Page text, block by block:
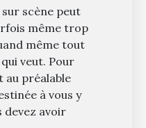
scène peut
même trop
même tout
veut. Pour
au préalable
à vous y
devez avoir